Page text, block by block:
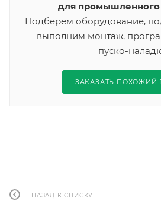
для промышленного
Подберем оборудование,
выполним монтаж,
пуско-
ЗАКАЗАТЬ ПОХОЖИЙ
НАЗАД К СПИСКУ